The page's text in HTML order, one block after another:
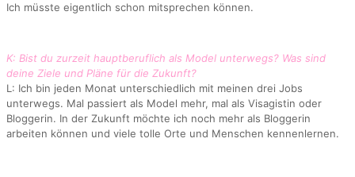
Ich müsste eigentlich schon mitsprechen können.
K: Bist du zurzeit hauptberuflich als Model unterwegs? Was sind
deine Ziele und Pläne für die Zukunft?
L: Ich bin jeden Monat unterschiedlich mit meinen drei Jobs
unterwegs. Mal passiert als Model mehr, mal als Visagistin oder
Bloggerin. In der Zukunft möchte ich noch mehr als Bloggerin
arbeiten können und viele tolle Orte und Menschen kennenlernen.